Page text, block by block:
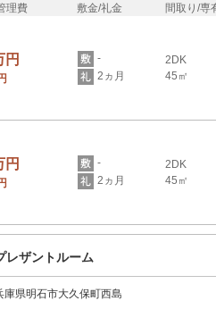
理費 敷金/礼金 間取り/専
円
-
2ヵ月
2DK
45㎡
円
-
2ヵ月
2DK
45㎡
レザントルーム
庫県明石市大久保町西島